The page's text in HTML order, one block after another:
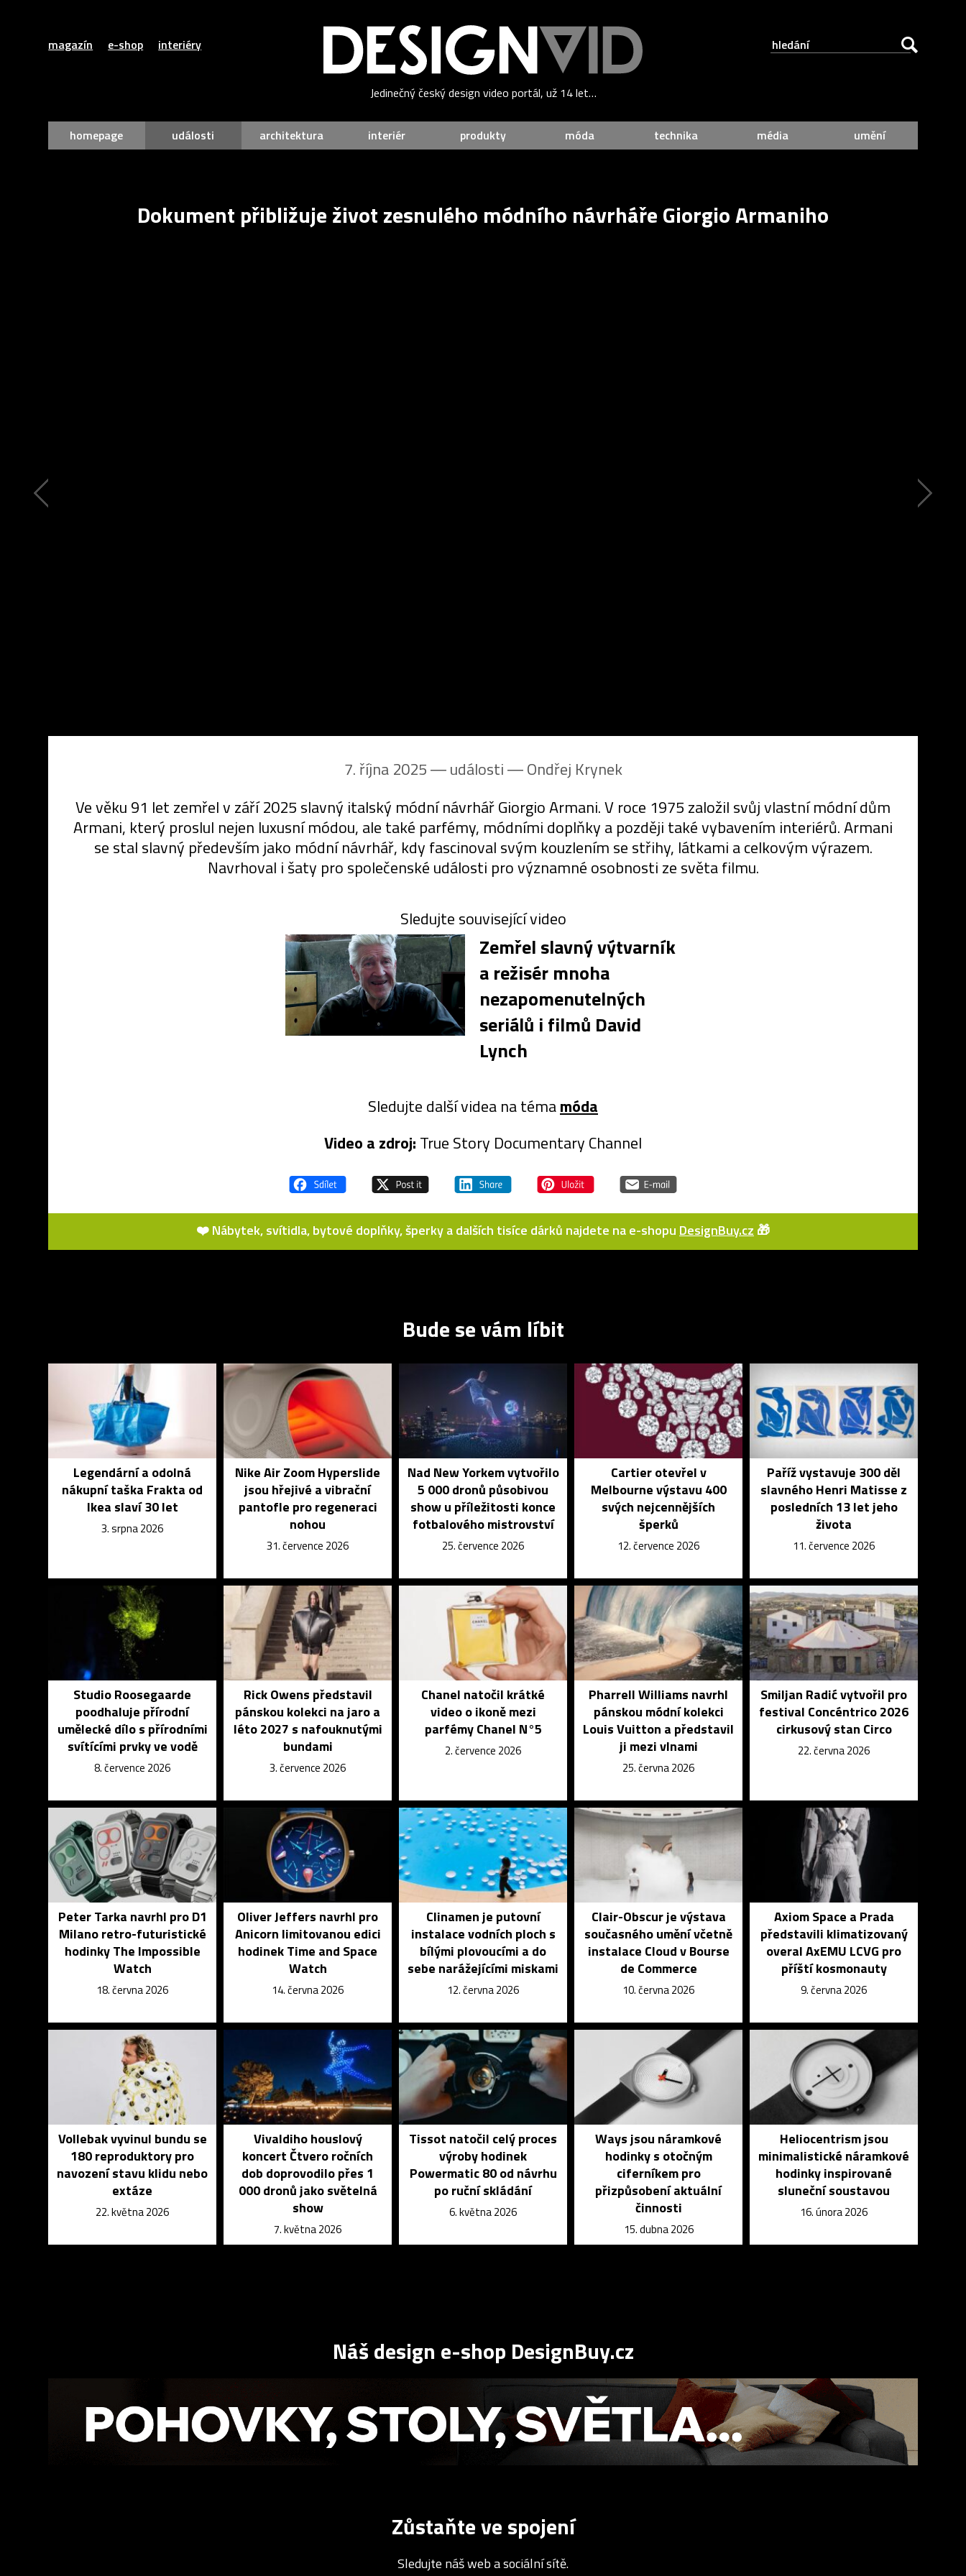
magazín e-shop interiéry
Jedinečný český design video portál, už 14 let…
homepage události architektura interiér produkty móda technika média umění
Dokument přibližuje život zesnulého módního návrháře Giorgio Armaniho
7. října 2025 ― události ―Ondřej Krynek
Ve věku 91 let zemřel v září 2025 slavný italský módní návrhář Giorgio Armani. V roce 1975 založil svůj vlastní módní dům
Armani, který proslul nejen luxusní módou, ale také parfémy, módními doplňky a později také vybavením interiérů. Armani
se stal slavný především jako módní návrhář, kdy fascinoval svým kouzlením se střihy, látkami a celkovým výrazem.
Navrhoval i šaty pro společenské události pro významné osobnosti ze světa filmu.
Sledujte související video
Zemřel slavný výtvarník
a režisér mnoha
nezapomenutelných
seriálů i filmů David
Lynch
Sledujte další videa na témamóda
Video a zdroj: True Story Documentary Channel
❤️ Nábytek, svítidla, bytové doplňky, šperky a dalších tisíce dárků najdete na e-shopu DesignBuy.cz 🎁
Bude se vám líbit
Legendární a odolná
nákupní taška Frakta od
Ikea slaví 30 let
3. srpna 2026
Nike Air Zoom Hyperslide
jsou hřejivé a vibrační
pantofle pro regeneraci
nohou
31. července 2026
Nad New Yorkem vytvořilo
5 000 dronů působivou
show u příležitosti konce
fotbalového mistrovství
25. července 2026
Cartier otevřel v
Melbourne výstavu 400
svých nejcennějších
šperků
12. července 2026
Paříž vystavuje 300 děl
slavného Henri Matisse z
posledních 13 let jeho
života
11. července 2026
Studio Roosegaarde
poodhaluje přírodní
umělecké dílo s přírodními
svítícími prvky ve vodě
8. července 2026
Rick Owens představil
pánskou kolekci na jaro a
léto 2027 s nafouknutými
bundami
3. července 2026
Chanel natočil krátké
video o ikoně mezi
parfémy Chanel N°5
2. července 2026
Pharrell Williams navrhl
pánskou módní kolekci
Louis Vuitton a představil
ji mezi vlnami
25. června 2026
Smiljan Radić vytvořil pro
festival Concéntrico 2026
cirkusový stan Circo
22. června 2026
Peter Tarka navrhl pro D1
Milano retro-futuristické
hodinky The Impossible
Watch
18. června 2026
Oliver Jeffers navrhl pro
Anicorn limitovanou edici
hodinek Time and Space
Watch
14. června 2026
Clinamen je putovní
instalace vodních ploch s
bílými plovoucími a do
sebe narážejícími miskami
12. června 2026
Clair-Obscur je výstava
současného umění včetně
instalace Cloud v Bourse
de Commerce
10. června 2026
Axiom Space a Prada
představili klimatizovaný
overal AxEMU LCVG pro
příští kosmonauty
9. června 2026
Vollebak vyvinul bundu se
180 reproduktory pro
navození stavu klidu nebo
extáze
22. května 2026
Vivaldiho houslový
koncert Čtvero ročních
dob doprovodilo přes 1
000 dronů jako světelná
show
7. května 2026
Tissot natočil celý proces
výroby hodinek
Powermatic 80 od návrhu
po ruční skládání
6. května 2026
Ways jsou náramkové
hodinky s otočným
ciferníkem pro
přizpůsobení aktuální
činnosti
15. dubna 2026
Heliocentrism jsou
minimalistické náramkové
hodinky inspirované
sluneční soustavou
16. února 2026
Náš design e-shop DesignBuy.cz
Zůstaňte ve spojení
Sledujte náš web a sociální sítě.